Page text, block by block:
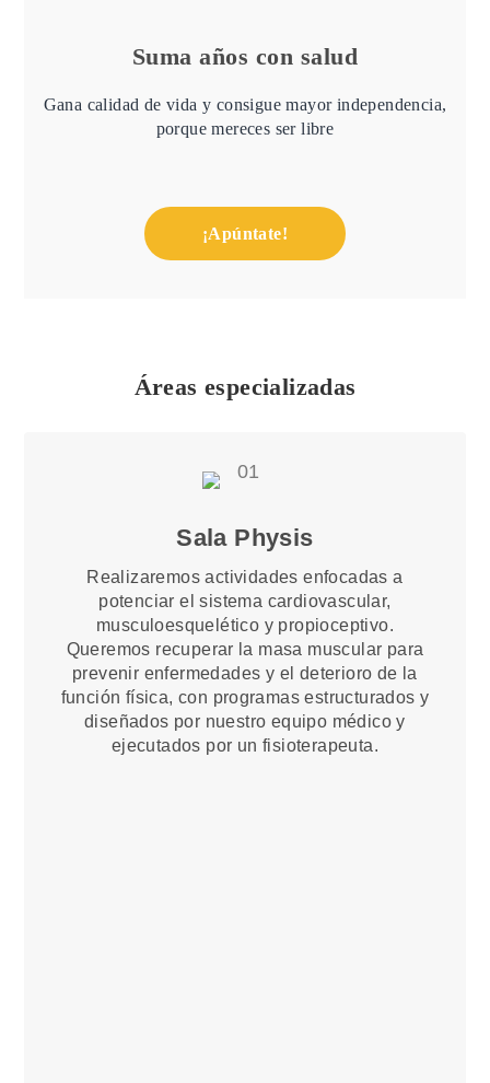
Suma años con salud
Gana calidad de vida y consigue mayor independencia,
porque mereces ser libre
¡Apúntate!
Áreas especializadas
Sala Physis
Realizaremos actividades enfocadas a
potenciar el sistema cardiovascular,
musculoesquelético y propioceptivo.
Queremos recuperar la masa muscular para
prevenir enfermedades y el deterioro de la
función física, con programas estructurados y
diseñados por nuestro equipo médico y
ejecutados por un fisioterapeuta.